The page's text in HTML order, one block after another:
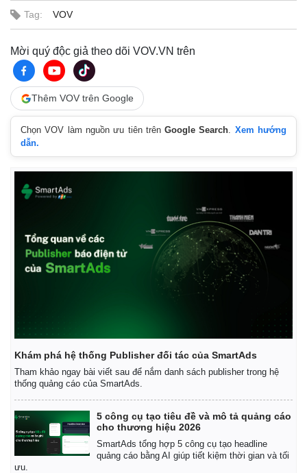
Cuộc sống đó đây
Hồ sơ
Multimedia
Video
Ảnh
E-Magazine
Infographic
Tag: VOV
Mời quý độc giả theo dõi VOV.VN trên
Thêm VOV trên Google
Chọn VOV làm nguồn ưu tiên trênGoogle Search. Xem hướng
dẫn.
Khám phá hệ thống Publisher đối tác của SmartAds
Tham khảo ngay bài viết sau để nắm danh sách publisher trong hệ
thống quảng cáo của SmartAds.
5 công cụ tạo tiêu đề và mô tả quảng cáo
cho thương hiệu 2026
SmartAds tổng hợp 5 công cụ tạo headline
quảng cáo bằng AI giúp tiết kiệm thời gian và tối
ưu.